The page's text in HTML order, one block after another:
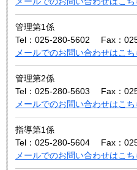
管理第1係
Tel：025-280-5602
Fax：
メールでのお問い合わせはこち
管理第2係
Tel：025-280-5603
Fax：
メールでのお問い合わせはこち
指導第1係
Tel：025-280-5604
Fax：
メールでのお問い合わせはこち